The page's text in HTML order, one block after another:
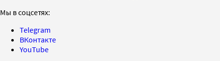
Мы в соцсетях:
Telegram
ВКонтакте
YouTube